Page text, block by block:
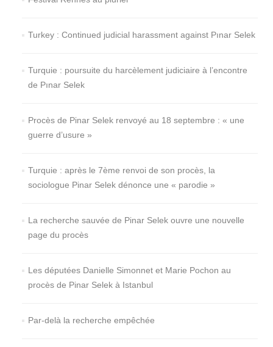
Turkey : Continued judicial harassment against Pınar Selek
Turquie : poursuite du harcèlement judiciaire à l’encontre
de Pınar Selek
Procès de Pinar Selek renvoyé au 18 septembre : « une
guerre d’usure »
Turquie : après le 7ème renvoi de son procès, la
sociologue Pinar Selek dénonce une « parodie »
La recherche sauvée de Pinar Selek ouvre une nouvelle
page du procès
Les députées Danielle Simonnet et Marie Pochon au
procès de Pinar Selek à Istanbul
Par-delà la recherche empêchée